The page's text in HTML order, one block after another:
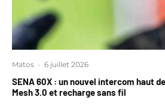
Matos · 6 juillet 2026
SENA 60X : un nouvel intercom haut
Mesh 3.0 et recharge sans fil